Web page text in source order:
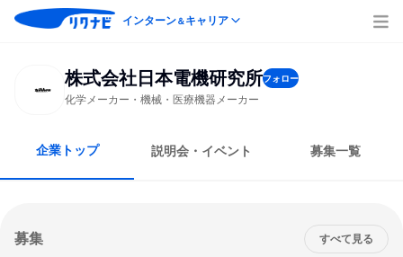
インターン＆キャリア
株式会社日本電機研究所フォロー
化学メーカー・機械・医療機器メーカー
企業トップ 説明会・イベント 募集一覧
募集 すべて見る